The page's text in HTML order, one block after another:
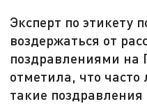
Эксперт по этикету
воздержаться от
поздравлениями на
отметила, что
такие поздравления